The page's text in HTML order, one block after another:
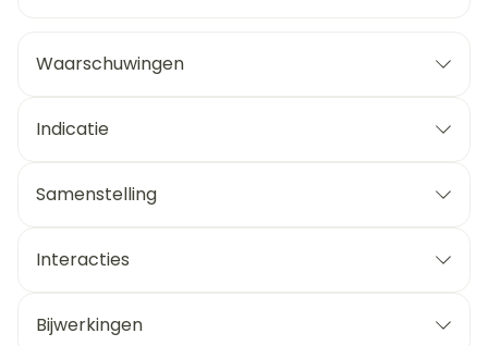
Waarschuwingen
Indicatie
Samenstelling
Interacties
Bijwerkingen